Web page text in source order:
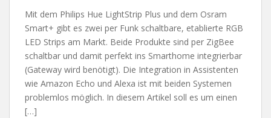
Mit dem Philips Hue LightStrip Plus und dem Osram
Smart+ gibt es zwei per Funk schaltbare, etablierte RGB
LED Strips am Markt. Beide Produkte sind per ZigBee
schaltbar und damit perfekt ins Smarthome integrierbar
(Gateway wird benötigt). Die Integration in Assistenten
wie Amazon Echo und Alexa ist mit beiden Systemen
problemlos möglich. In diesem Artikel soll es um einen
[…]